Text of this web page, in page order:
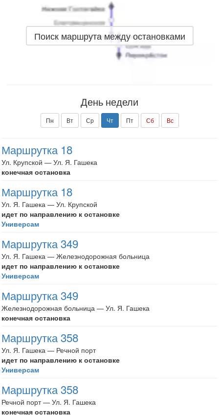
Поиск маршрута между остановками
День недели
Пн Вт Ср Чт Пт Сб Вс
Маршрутка 18
Ул. Крупской — Ул. Я. Гашека
конечная остановка
Маршрутка 18
Ул. Я. Гашека — Ул. Крупской
идет по направлению к остановке
Универсам
Маршрутка 349
Ул. Я. Гашека — Железнодорожная больница
идет по направлению к остановке
Универсам
Маршрутка 349
Железнодорожная больница — Ул. Я. Гашека
конечная остановка
Маршрутка 358
Ул. Я. Гашека — Речной порт
идет по направлению к остановке
Универсам
Маршрутка 358
Речной порт — Ул. Я. Гашека
конечная остановка